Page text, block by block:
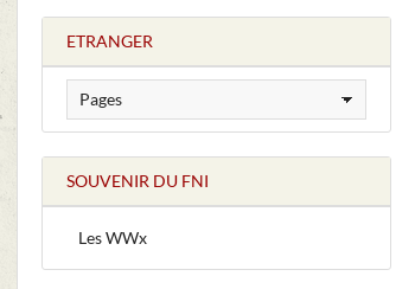
ETRANGER
SOUVENIR DU FNI
Les WWx